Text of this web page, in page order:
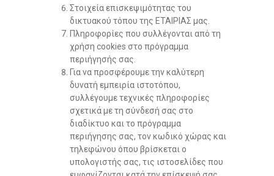
Στοιχεία επισκεψιμότητας του
δικτυακού τόπου της ΕΤΑΙΡΙΑΣ μας.
Πληροφορίες που συλλέγονται από τη
χρήση cookies στο πρόγραμμα
περιήγησής σας.
Για να προσφέρουμε την καλύτερη
δυνατή εμπειρία ιστοτόπου,
συλλέγουμε τεχνικές πληροφορίες
σχετικά με τη σύνδεσή σας στο
διαδίκτυο και το πρόγραμμα
περιήγησης σας, τον κωδικό χώρας και
τηλεφώνου όπου βρίσκεται ο
υπολογιστής σας, τις ιστοσελίδες που